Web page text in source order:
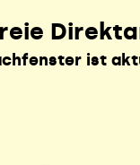
ist